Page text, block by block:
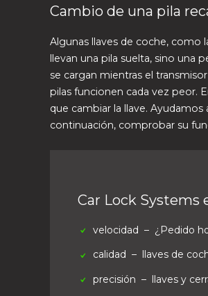
Cambio de una pila
Algunas llaves de coche, como
llevan una pila suelta, sino una
se cargan mientras el
pilas funcionen cada vez peor.
que cambiar la llave.
continuación, comprobar su
Car Lock Systems
velocidad – ¿Pedido
calidad – llaves de
precisión – llaves y